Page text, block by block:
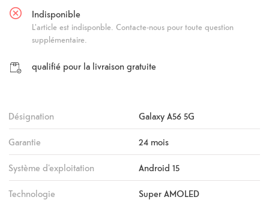
Indisponible
L'article est indisponble. Contacte-nous pour toute question
supplémentaire.
qualifié pour la livraison gratuite
Désignation Galaxy A56 5G
Garantie 24 mois
Système d'exploitation Android 15
Technologie Super AMOLED